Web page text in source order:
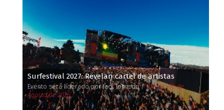
Surfestival 2027: Revelan cartel de artistas
Evento será liderado por Jack Johnson /Jueves, 06 de
Agosto de 2026